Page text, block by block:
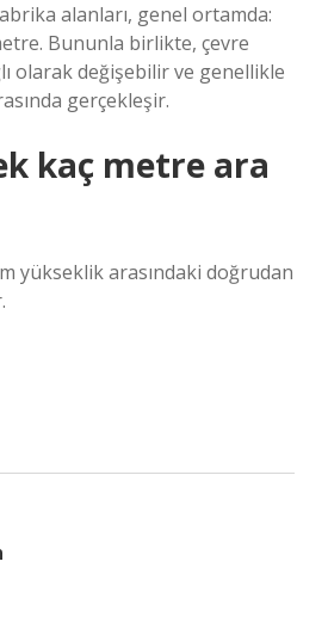
alanları, genel ortamda:
Bununla birlikte, çevre
olarak değişebilir ve genellikle
gerçekleşir.
kaç metre ara
yükseklik arasındaki doğrudan